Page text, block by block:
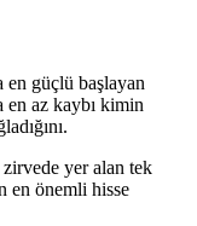
en güçlü başlayan
en az kaybı kimin
yer alan tek
en önemli hisse